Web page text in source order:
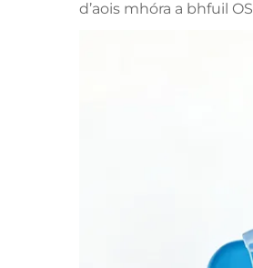
d’aois mhóra a bhfuil